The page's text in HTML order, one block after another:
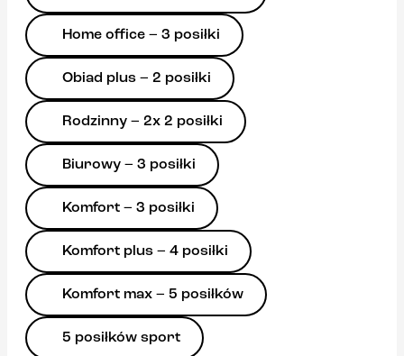
Home office – 3 posiłki
Obiad plus – 2 posiłki
Rodzinny – 2x 2 posiłki
Biurowy – 3 posiłki
Komfort – 3 posiłki
Komfort plus – 4 posiłki
Komfort max – 5 posiłków
5 posiłków sport